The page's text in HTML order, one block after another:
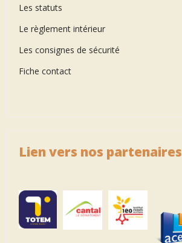
Les statuts
Le règlement intérieur
Les consignes de sécurité
Fiche contact
Lien vers nos partenaires